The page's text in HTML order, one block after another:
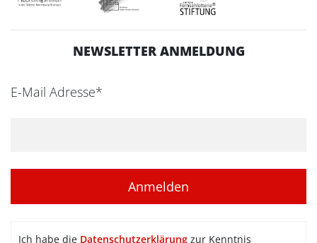
NEWSLETTER ANMELDUNG
E-Mail Adresse*
Ich habe die Datenschutzerklärung zur Kenntnis